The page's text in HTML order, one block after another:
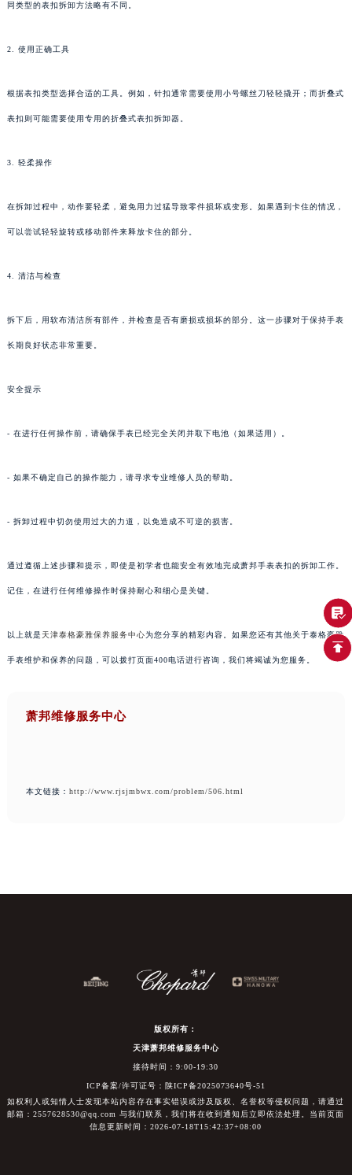
同类型的表扣拆卸方法略有不同。
2. 使用正确工具
根据表扣类型选择合适的工具。例如，针扣通常需要使用小号螺丝刀轻轻撬开；而折叠式
表扣则可能需要使用专用的折叠式表扣拆卸器。
3. 轻柔操作
在拆卸过程中，动作要轻柔，避免用力过猛导致零件损坏或变形。如果遇到卡住的情况，
可以尝试轻轻旋转或移动部件来释放卡住的部分。
4. 清洁与检查
拆下后，用软布清洁所有部件，并检查是否有磨损或损坏的部分。这一步骤对于保持手表
长期良好状态非常重要。
安全提示
- 在进行任何操作前，请确保手表已经完全关闭并取下电池（如果适用）。
- 如果不确定自己的操作能力，请寻求专业维修人员的帮助。
- 拆卸过程中切勿使用过大的力道，以免造成不可逆的损害。
通过遵循上述步骤和提示，即使是初学者也能安全有效地完成萧邦手表表扣的拆卸工作。
记住，在进行任何维修操作时保持耐心和细心是关键。
以上就是天津泰格豪雅保养服务中心为您分享的精彩内容。如果您还有其他关于泰格豪雅
手表维护和保养的问题，可以拨打页面400电话进行咨询，我们将竭诚为您服务。
萧邦维修服务中心
本文链接： http://www.rjsjmbwx.com/problem/506.html
版权所有：
天津萧邦维修服务中心
接待时间：9:00-19:30
ICP备案/许可证号：陕ICP备2025073640号-51
如权利人或知情人士发现本站内容存在事实错误或涉及版权、名誉权等侵权问题，请通过
邮箱：2557628530@qq.com 与我们联系，我们将在收到通知后立即依法处理。当前页面
信息更新时间：2026-07-18T15:42:37+08:00